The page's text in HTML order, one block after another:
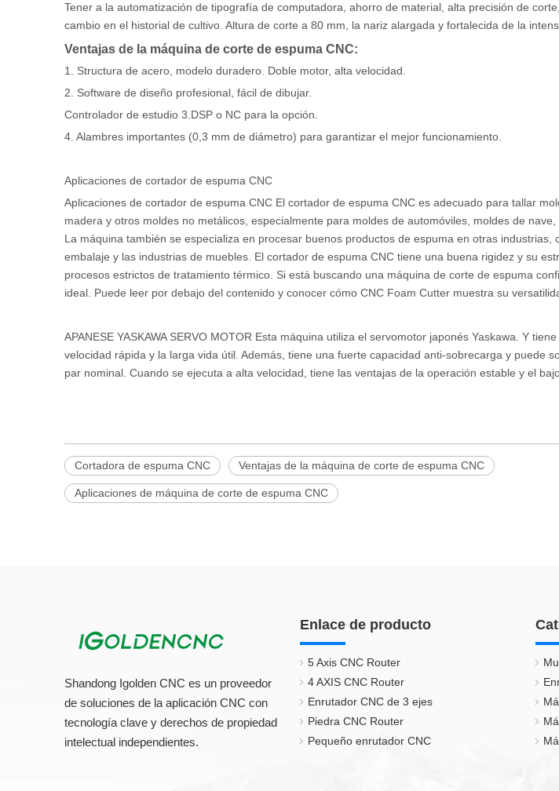
Tener a la automatización de tipografía de computadora, ahorro de material, alta precisión de
cambio en el historial de cultivo. Altura de corte a 80 mm, la nariz alargada y fortalecida de la
Ventajas de la máquina de corte de espuma CNC:
1. Structura de acero, modelo duradero. Doble motor, alta velocidad.
2. Software de diseño profesional, fácil de dibujar.
Controlador de estudio 3.DSP o NC para la opción.
4. Alambres importantes (0,3 mm de diámetro) para garantizar el mejor funcionamiento.
Aplicaciones de cortador de espuma CNC
Aplicaciones de cortador de espuma CNC El cortador de espuma CNC es adecuado para tallar
madera y otros moldes no metálicos, especialmente para moldes de automóviles, moldes de
La máquina también se especializa en procesar buenos productos de espuma en otras industrias,
embalaje y las industrias de muebles. El cortador de espuma CNC tiene una buena rigidez y su
procesos estrictos de tratamiento térmico. Si está buscando una máquina de corte de espuma
ideal. Puede leer por debajo del contenido y conocer cómo CNC Foam Cutter muestra su
APANESE YASKAWA SERVO MOTOR Esta máquina utiliza el servomotor japonés Yaskawa. Y
velocidad rápida y la larga vida útil. Además, tiene una fuerte capacidad anti-sobrecarga y puede
par nominal. Cuando se ejecuta a alta velocidad, tiene las ventajas de la operación estable y el
Cortadora de espuma CNC Ventajas de la máquina de corte de espuma CNC
Aplicaciones de máquina de corte de espuma CNC
Shandong Igolden CNC es un proveedor
de soluciones de la aplicación CNC con
tecnología clave y derechos de propiedad
intelectual independientes.
Enlace de producto
5 Axis CNC Router
4 AXIS CNC Router
Enrutador CNC de 3 ejes
Piedra CNC Router
Pequeño enrutador CNC